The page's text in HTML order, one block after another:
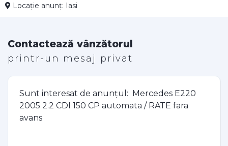
Locație anunț: Iasi
Contactează vânzătorul
printr-un mesaj privat